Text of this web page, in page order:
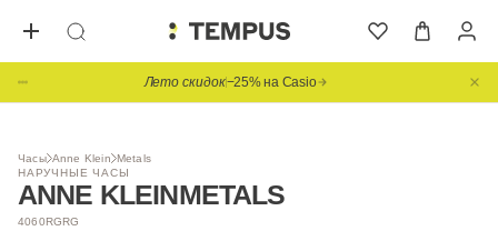
Лето скидок−25% на Casio
Часы Anne Klein Metals
НАРУЧНЫЕ ЧАСЫ
ANNE KLEINMETALS
4060RGRG
1/ 3